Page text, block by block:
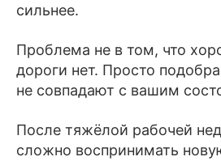
сильнее.
Проблема не в том, что
дороги нет. Просто
не совпадают с вашим
После тяжёлой рабочей
сложно воспринимать